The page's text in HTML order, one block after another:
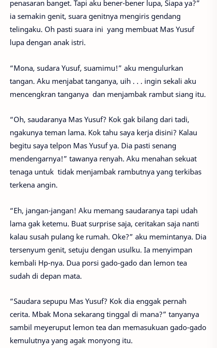
penasaran banget. Tapi aku bener-bener lupa, Siapa ya?”
ia semakin genit, suara genitnya mengiris gendang
telingaku. Oh pasti suara ini yang membuat Mas Yusuf
lupa dengan anak istri.
“Mona, sudara Yusuf, suamimu!” aku mengulurkan
tangan. Aku menjabat tanganya, uih . . . ingin sekali aku
mencengkran tanganya dan menjambak rambut siang itu.
“Oh, saudaranya Mas Yusuf? Kok gak bilang dari tadi,
ngakunya teman lama. Kok tahu saya kerja disini? Kalau
begitu saya telpon Mas Yusuf ya. Dia pasti senang
mendengarnya!” tawanya renyah. Aku menahan sekuat
tenaga untuk tidak menjambak rambutnya yang terkibas
terkena angin.
“Eh, jangan-jangan! Aku memang saudaranya tapi udah
lama gak ketemu. Buat surprise saja, ceritakan saja nanti
kalau susah pulang ke rumah. Oke?” aku memintanya. Dia
tersenyum genit, setuju dengan usulku. Ia menyimpan
kembali Hp-nya. Dua porsi gado-gado dan lemon tea
sudah di depan mata.
“Saudara sepupu Mas Yusuf? Kok dia enggak pernah
cerita. Mbak Mona sekarang tinggal di mana?” tanyanya
sambil meyeruput lemon tea dan memasukuan gado-gado
kemulutnya yang agak monyong itu.